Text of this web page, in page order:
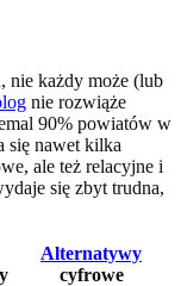
nie każdy może (lub
nie rozwiąże
90% powiatów w
się nawet kilka
ale też relacyjne i
się zbyt trudna,
Alternatywy
cyfrowe